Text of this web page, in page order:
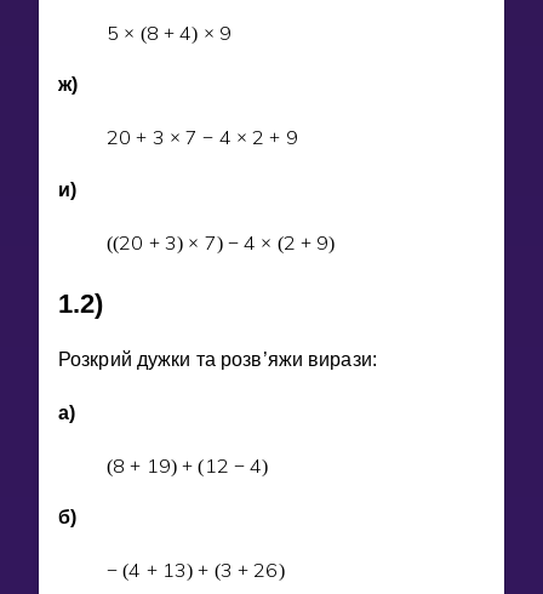
5 × (8 + 4) × 9
ж)
20 + 3 × 7 − 4 × 2 + 9
и)
((20 + 3) × 7) − 4 × (2 + 9)
1.2)
Розкрий дужки та розв’яжи вирази:
а)
(8 + 19) + (12 − 4)
б)
− (4 + 13) + (3 + 26)